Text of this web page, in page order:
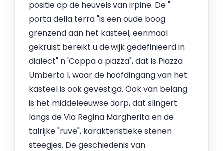
positie op de heuvels van irpine. De "
porta della terra "is een oude boog
grenzend aan het kasteel, eenmaal
gekruist bereikt u de wijk gedefinieerd in
dialect" n 'Coppa a piazza", dat is Piazza
Umberto I, waar de hoofdingang van het
kasteel is ook gevestigd. Ook van belang
is het middeleeuwse dorp, dat slingert
langs de Via Regina Margherita en de
talrijke "ruve", karakteristieke stenen
steegjes. De geschiedenis van